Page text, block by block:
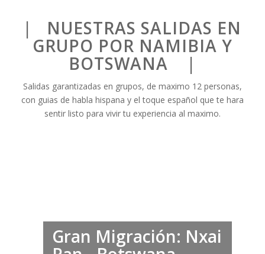
| NUESTRAS SALIDAS EN
GRUPO POR NAMIBIA Y
BOTSWANA |
Salidas garantizadas en grupos, de maximo 12 personas,
con guias de habla hispana y el toque español que te hara
sentir listo para vivir tu experiencia al maximo.
Gran Migración: Nxai